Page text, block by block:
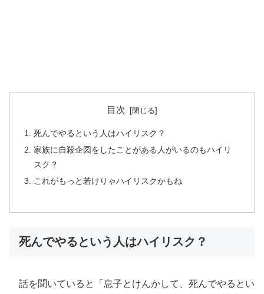
目次
死んでやるという人はハイリスク？
家族に自殺企図をしたことがある人がいるのもハイリ
スク？
これがもっと若けりゃハイリスクかもね
死んでやるという人はハイリスク？
話を聞いていると「息子とけんかして、死んでやるとい